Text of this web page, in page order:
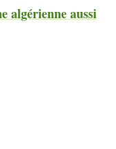
algérienne aussi